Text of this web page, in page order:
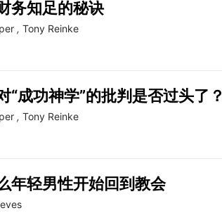
务知足的秘诀
, Tony Reinke
“成功神学”的批判是否过头了？
, Tony Reinke
年轻男性开始回到教会